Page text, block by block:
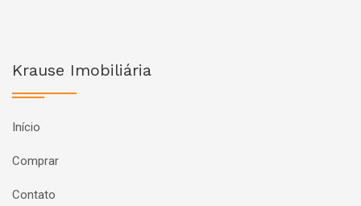
Krause Imobiliária
Início
Comprar
Contato